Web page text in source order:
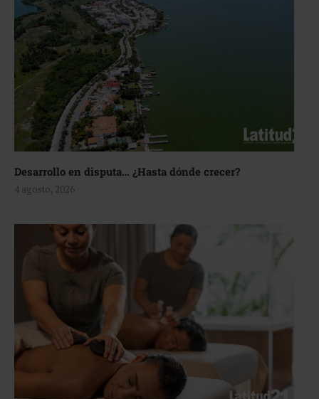
Desarrollo en disputa… ¿Hasta dónde crecer?
4 agosto, 2026